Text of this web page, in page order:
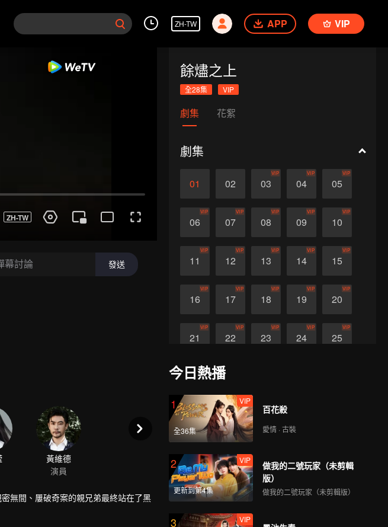
ZH-TW APP VIP
ZH-TW
幕討論 發送
餘燼之上
全28集 VIP
劇集 花絮
劇集
01 02 03
VIP
04
VIP
05
VIP
06
VIP
07
VIP
08
VIP
09
VIP
10
VIP
11
VIP
12
VIP
13
VIP
14
VIP
15
VIP
16
VIP
17
VIP
18
VIP
19
VIP
20
VIP
21
VIP
22
VIP
23
VIP
24
VIP
25
VIP
26
VIP
27
黃維德
演員
無間、屢破奇案的親兄弟最終站在了黑
今日熱播
1
全36集
VIP
百花殺
愛情 · 古裝
2
更新到第4集
VIP
做我的二號玩家（未剪輯
版）
做我的二號玩家（未剪輯版）
3 VIP